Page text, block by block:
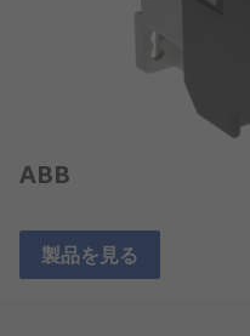
ABB
製品を見る